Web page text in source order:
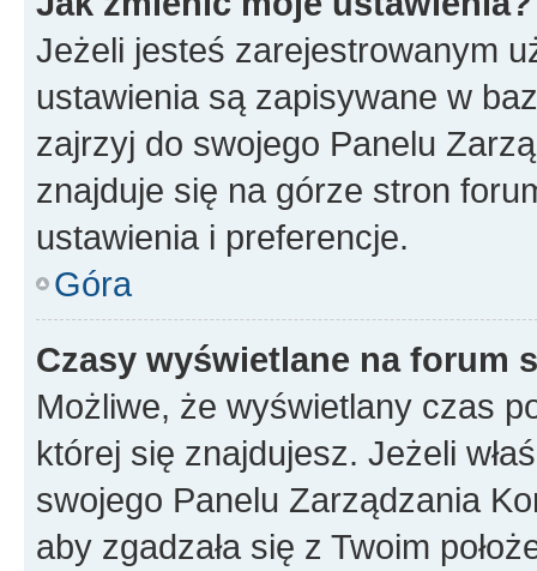
Jeżeli jesteś zarejestrowanym
ustawienia są zapisywane w
zajrzyj do swojego Panelu
znajduje się na górze stron
ustawienia i preferencje.
Góra
Czasy wyświetlane na forum
Możliwe, że wyświetlany czas
której się znajdujesz. Jeżeli
swojego Panelu Zarządzania
aby zgadzała się z Twoim